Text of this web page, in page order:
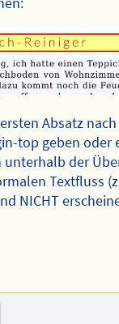
Absatz
top geben oder
unterhalb der
Textfluss
NICHT